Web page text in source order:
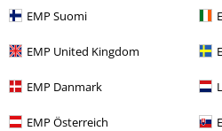
EMP Suomi
EMP United Kingdom
EMP Danmark
EMP Österreich
Meer categorieën. Meer opties.